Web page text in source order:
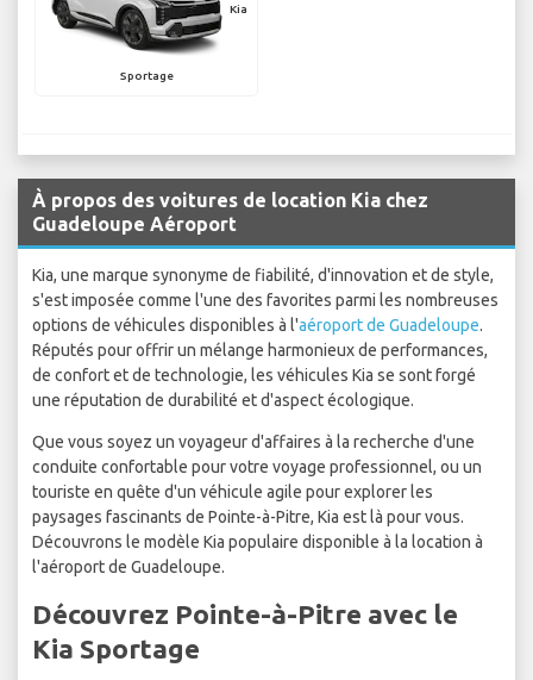
Kia
Sportage
À propos des voitures de location Kia chez
Guadeloupe Aéroport
Kia, une marque synonyme de fiabilité, d'innovation et de style,
s'est imposée comme l'une des favorites parmi les nombreuses
options de véhicules disponibles à l'aéroport de Guadeloupe.
Réputés pour offrir un mélange harmonieux de performances,
de confort et de technologie, les véhicules Kia se sont forgé
une réputation de durabilité et d'aspect écologique.
Que vous soyez un voyageur d'affaires à la recherche d'une
conduite confortable pour votre voyage professionnel, ou un
touriste en quête d'un véhicule agile pour explorer les
paysages fascinants de Pointe-à-Pitre, Kia est là pour vous.
Découvrons le modèle Kia populaire disponible à la location à
l'aéroport de Guadeloupe.
Découvrez Pointe-à-Pitre avec le
Kia Sportage